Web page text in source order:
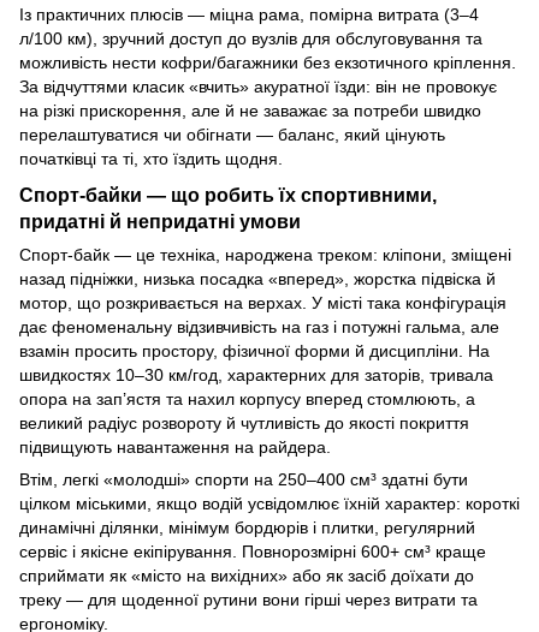
Із практичних плюсів — міцна рама, помірна витрата (3–4
л/100 км), зручний доступ до вузлів для обслуговування та
можливість нести кофри/багажники без екзотичного кріплення.
За відчуттями класик «вчить» акуратної їзди: він не провокує
на різкі прискорення, але й не заважає за потреби швидко
перелаштуватися чи обігнати — баланс, який цінують
початківці та ті, хто їздить щодня.
Спорт-байки — що робить їх спортивними,
придатні й непридатні умови
Спорт-байк — це техніка, народжена треком: кліпони, зміщені
назад підніжки, низька посадка «вперед», жорстка підвіска й
мотор, що розкривається на верхах. У місті така конфігурація
дає феноменальну відзивчивість на газ і потужні гальма, але
взамін просить простору, фізичної форми й дисципліни. На
швидкостях 10–30 км/год, характерних для заторів, тривала
опора на зап’ястя та нахил корпусу вперед стомлюють, а
великий радіус розвороту й чутливість до якості покриття
підвищують навантаження на райдера.
Втім, легкі «молодші» спорти на 250–400 см³ здатні бути
цілком міськими, якщо водій усвідомлює їхній характер: короткі
динамічні ділянки, мінімум бордюрів і плитки, регулярний
сервіс і якісне екіпірування. Повнорозмірні 600+ см³ краще
сприймати як «місто на вихідних» або як засіб доїхати до
треку — для щоденної рутини вони гірші через витрати та
ергономіку.